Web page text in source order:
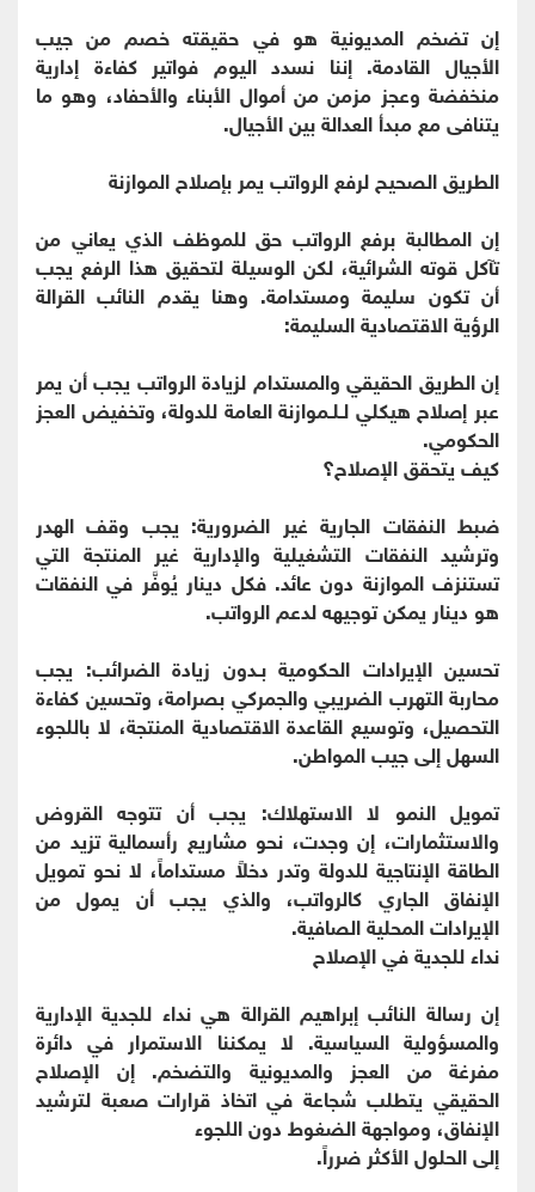
إن تضخم المديونية هو في حقيقته خصم من جيب
الأجيال القادمة. إننا نسدد اليوم فواتير كفاءة إدارية
منخفضة وعجز مزمن من أموال الأبناء والأحفاد، وهو ما
يتنافى مع مبدأ العدالة بين الأجيال.
الطريق الصحيح لرفع الرواتب يمر بإصلاح الموازنة
إن المطالبة برفع الرواتب حق للموظف الذي يعاني من
تآكل قوته الشرائية، لكن الوسيلة لتحقيق هذا الرفع يجب
أن تكون سليمة ومستدامة. وهنا يقدم النائب القرالة
الرؤية الاقتصادية السليمة:
إن الطريق الحقيقي والمستدام لزيادة الرواتب يجب أن يمر
عبر إصلاح هيكلي لـلـموازنة العامة للدولة، وتخفيض العجز
الحكومي.
​كيف يتحقق الإصلاح؟
ضبط النفقات الجارية غير الضرورية: يجب وقف الهدر
وترشيد النفقات التشغيلية والإدارية غير المنتجة التي
تستنزف الموازنة دون عائد. فكل دينار يُوفَّر في النفقات
هو دينار يمكن توجيهه لدعم الرواتب.
تحسين الإيرادات الحكومية بـدون زيادة الضرائب: يجب
محاربة التهرب الضريبي والجمركي بصرامة، وتحسين كفاءة
التحصيل، وتوسيع القاعدة الاقتصادية المنتجة، لا باللجوء
السهل إلى جيب المواطن.
تمويل النمو لا الاستهلاك: يجب أن تتوجه القروض
والاستثمارات، إن وجدت، نحو مشاريع رأسمالية تزيد من
الطاقة الإنتاجية للدولة وتدر دخلاً مستداماً، لا نحو تمويل
الإنفاق الجاري كالرواتب، والذي يجب أن يمول من
الإيرادات المحلية الصافية.
​نداء للجدية في الإصلاح
إن رسالة النائب إبراهيم القرالة هي نداء للجدية الإدارية
والمسؤولية السياسية. لا يمكننا الاستمرار في دائرة
مفرغة من العجز والمديونية والتضخم. إن الإصلاح
الحقيقي يتطلب شجاعة في اتخاذ قرارات صعبة لترشيد
الإنفاق، ومواجهة الضغوط دون اللجوء
إلى الحلول الأكثر ضرراً.